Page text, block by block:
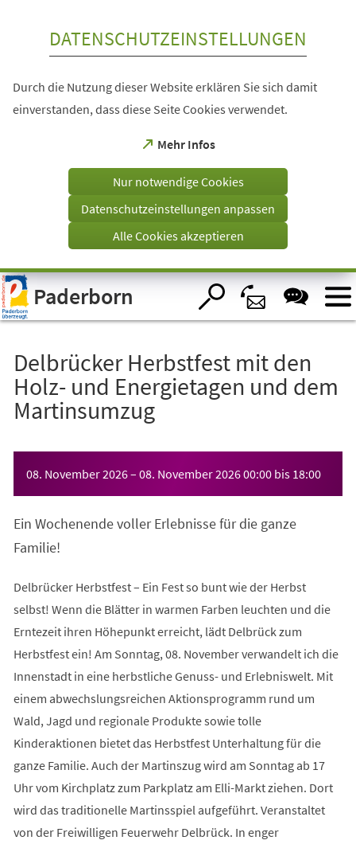
Visuelle
Assistenzsoftware
öffnen.
DATENSCHUTZEINSTELLUNGEN
Durch die Nutzung dieser Website erklären Sie sich damit
einverstanden, dass diese Seite Cookies verwendet.
Mehr Infos
(Öffnet
einem
Tab)
Nur notwendige Cookies
Datenschutzeinstellungen anpassen
Alle Cookies akzeptieren
Paderborn
Delbrücker Herbstfest mit den
Holz- und Energietagen und dem
Martinsumzug
08. November 2026– 08. November 202600:00 bis 18:00
Ein Wochenende voller Erlebnisse für die ganze
Familie!
Delbrücker Herbstfest – Ein Fest so bunt wie der Herbst
selbst! Wenn die Blätter in warmen Farben leuchten und die
Erntezeit ihren Höhepunkt erreicht, lädt Delbrück zum
Herbstfest ein! Am Sonntag, 08. November verwandelt ich die
Innenstadt in eine herbstliche Genuss- und Erlebniswelt. Mit
einem abwechslungsreichen Aktionsprogramm rund um
Wald, Jagd und regionale Produkte sowie tolle
Kinderaktionen bietet das Herbstfest Unterhaltung für die
ganze Familie. Auch der Martinszug wird am Sonntag ab 17
Uhr vom Kirchplatz zum Parkplatz am Elli-Markt ziehen. Dort
wird das traditionelle Martinsspiel aufgeführt. Veranstaltet
von der Freiwilligen Feuerwehr Delbrück. In enger